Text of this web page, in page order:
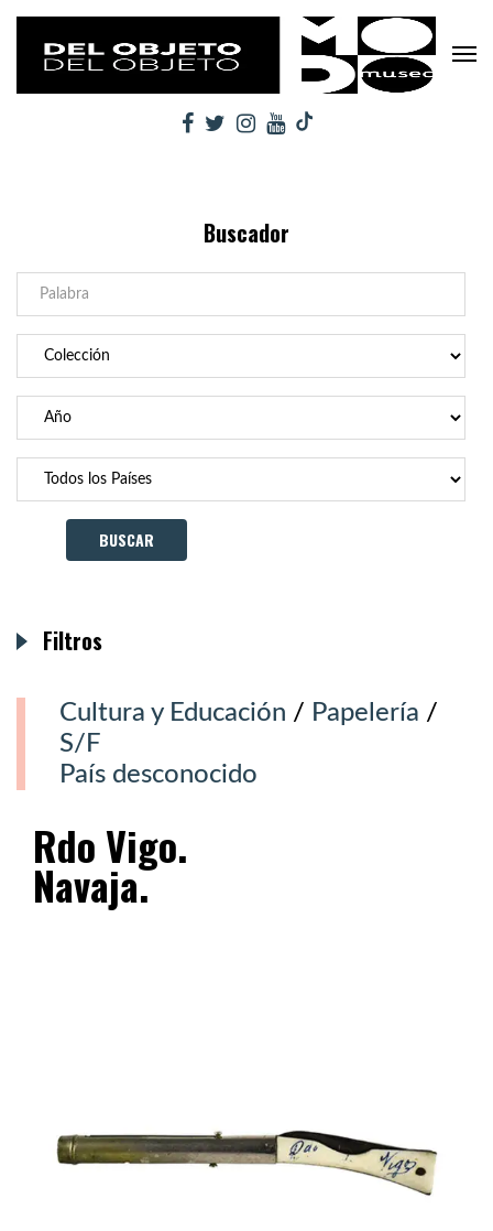
Buscador
Cultura y Educación / Papelería /
S/F
País desconocido
Rdo Vigo.
Navaja.
Filtros